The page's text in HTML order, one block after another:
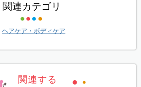
関連カテゴリ
ヘアケア・ボディケア
関連する